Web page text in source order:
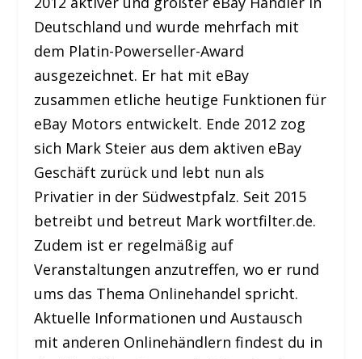
Deutschland und wurde mehrfach mit
dem Platin-Powerseller-Award
ausgezeichnet. Er hat mit eBay
zusammen etliche heutige Funktionen für
eBay Motors entwickelt. Ende 2012 zog
sich Mark Steier aus dem aktiven eBay
Geschäft zurück und lebt nun als
Privatier in der Südwestpfalz. Seit 2015
betreibt und betreut Mark wortfilter.de.
Zudem ist er regelmäßig auf
Veranstaltungen anzutreffen, wo er rund
ums das Thema Onlinehandel spricht.
Aktuelle Informationen und Austausch
mit anderen Onlinehändlern findest du in